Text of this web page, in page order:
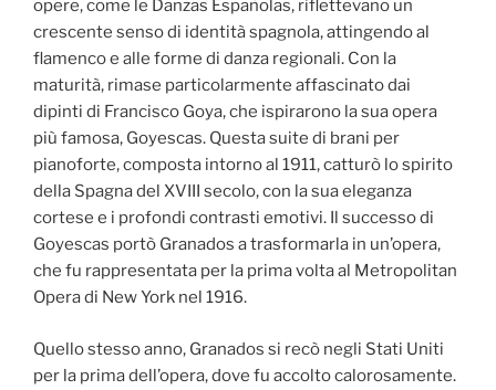
opere, come le Danzas Españolas, riflettevano un
crescente senso di identità spagnola, attingendo al
flamenco e alle forme di danza regionali. Con la
maturità, rimase particolarmente affascinato dai
dipinti di Francisco Goya, che ispirarono la sua opera
più famosa, Goyescas. Questa suite di brani per
pianoforte, composta intorno al 1911, catturò lo spirito
della Spagna del XVIII secolo, con la sua eleganza
cortese e i profondi contrasti emotivi. Il successo di
Goyescas portò Granados a trasformarla in un’opera,
che fu rappresentata per la prima volta al Metropolitan
Opera di New York nel 1916.
Quello stesso anno, Granados si recò negli Stati Uniti
per la prima dell’opera, dove fu accolto calorosamente.